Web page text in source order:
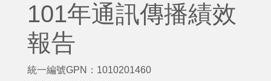
101年通訊傳播績效
報告
統一編號GPN：1010201460